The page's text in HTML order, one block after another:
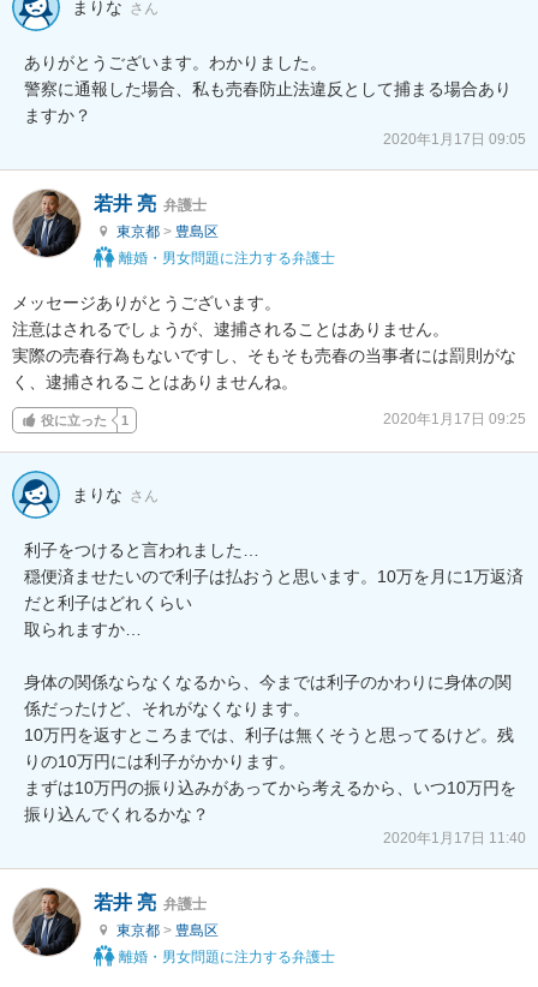
まりな さん
ありがとうございます。わかりました。
警察に通報した場合、私も売春防止法違反として捕まる場合あり
ますか？
2020年1月17日 09:05
若井 亮 弁護士
東京都 > 豊島区
離婚・男女問題に注力する弁護士
メッセージありがとうございます。
注意はされるでしょうが、逮捕されることはありません。
実際の売春行為もないですし、そもそも売春の当事者には罰則がな
く、逮捕されることはありませんね。
役に立った 1 2020年1月17日 09:25
まりな さん
利子をつけると言われました…
穏便済ませたいので利子は払おうと思います。10万を月に1万返済
だと利子はどれくらい
取られますか…
身体の関係ならなくなるから、今までは利子のかわりに身体の関
係だったけど、それがなくなります。
10万円を返すところまでは、利子は無くそうと思ってるけど。残
りの10万円には利子がかかります。
まずは10万円の振り込みがあってから考えるから、いつ10万円を
2020年1月17日 11:40
若井 亮 弁護士
東京都 > 豊島区
離婚・男女問題に注力する弁護士